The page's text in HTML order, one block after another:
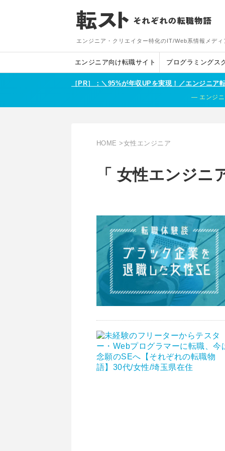
エンジニア・クリエイター特化のIT/Web系情報メディ
エンジニア向け転職サイト プログラミングス
［PR］：＼95%が年収UPを実現！／エンジニ
エンジ
HOME >女性エンジニア
「 女性エンジニ